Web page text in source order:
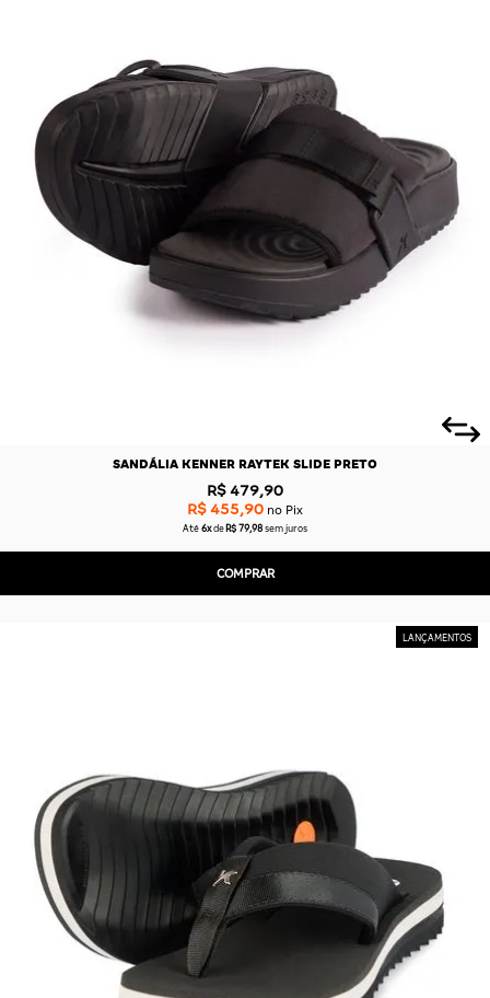
SANDÁLIA KENNER RAYTEK SLIDE PRETO
R$ 479,90
R$ 455,90 no Pix
Até 6x de R$ 79,98 sem juros
COMPRAR